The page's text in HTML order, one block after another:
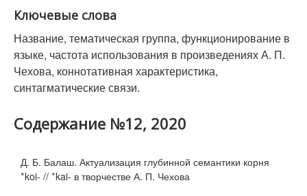
Ключевые слова
Название, тематическая группа, функционирование в
языке, частота использования в произведениях А. П.
Чехова, коннотативная характеристика,
синтагматические связи.
Содержание №12, 2020
Д. Б. Балаш. Актуализация глубинной семантики корня
*koi- // *kai- в творчестве А. П. Чехова